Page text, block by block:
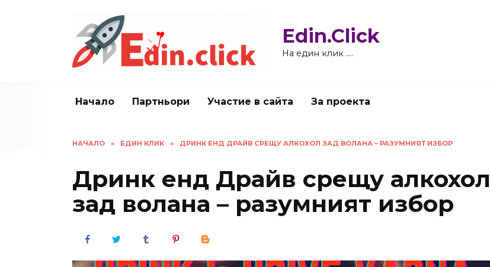
Edin.Click
На един клик ….
Начало Партньори Участие в сайта За проекта
НАЧАЛО » ЕДИН КЛИК » ДРИНК ЕНД ДРАЙВ СРЕЩУ АЛКОХОЛ ЗАД ВОЛАНА – РАЗУМНИЯТ ИЗБОР
Дринк енд Драйв срещу алкохол
зад волана – разумният избор